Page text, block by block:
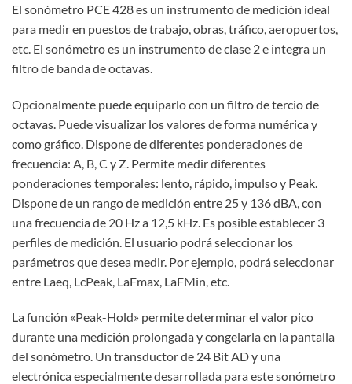
El sonómetro PCE 428 es un instrumento de medición ideal
para medir en puestos de trabajo, obras, tráfico, aeropuertos,
etc. El sonómetro es un instrumento de clase 2 e integra un
filtro de banda de octavas.
Opcionalmente puede equiparlo con un filtro de tercio de
octavas. Puede visualizar los valores de forma numérica y
como gráfico. Dispone de diferentes ponderaciones de
frecuencia: A, B, C y Z. Permite medir diferentes
ponderaciones temporales: lento, rápido, impulso y Peak.
Dispone de un rango de medición entre 25 y 136 dBA, con
una frecuencia de 20 Hz a 12,5 kHz. Es posible establecer 3
perfiles de medición. El usuario podrá seleccionar los
parámetros que desea medir. Por ejemplo, podrá seleccionar
entre Laeq, LcPeak, LaFmax, LaFMin, etc.
La función «Peak-Hold» permite determinar el valor pico
durante una medición prolongada y congelarla en la pantalla
del sonómetro. Un transductor de 24 Bit AD y una
electrónica especialmente desarrollada para este sonómetro